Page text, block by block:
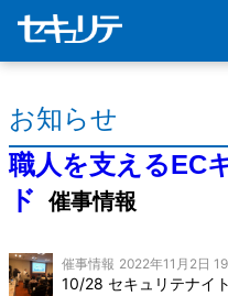
お知らせ
職人を支えるEC
ド
催事情報
催事情報 2022年11月2日